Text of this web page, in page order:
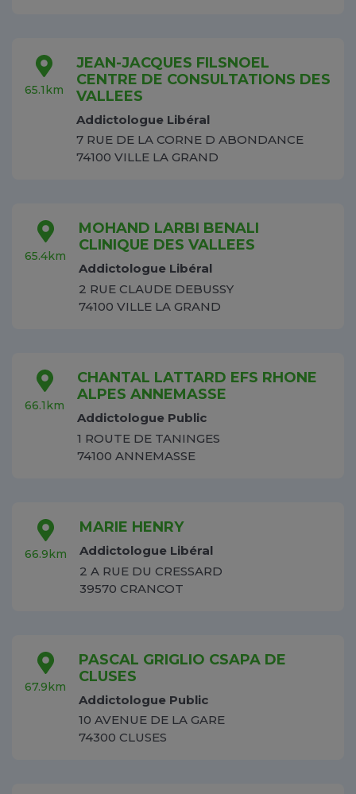
65.1km
JEAN-JACQUES FILSNOEL
CENTRE DE CONSULTATIONS DES
VALLEES
Addictologue Libéral
7 RUE DE LA CORNE D ABONDANCE
74100 VILLE LA GRAND
65.4km
MOHAND LARBI BENALI
CLINIQUE DES VALLEES
Addictologue Libéral
2 RUE CLAUDE DEBUSSY
74100 VILLE LA GRAND
66.1km
CHANTAL LATTARD EFS RHONE
ALPES ANNEMASSE
Addictologue Public
1 ROUTE DE TANINGES
74100 ANNEMASSE
66.9km
MARIE HENRY
Addictologue Libéral
2 A RUE DU CRESSARD
39570 CRANCOT
67.9km
PASCAL GRIGLIO CSAPA DE
CLUSES
Addictologue Public
10 AVENUE DE LA GARE
74300 CLUSES